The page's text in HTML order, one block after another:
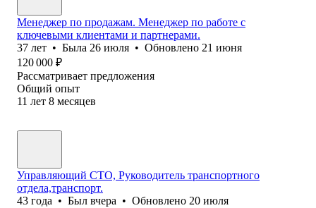
Менеджер по продажам. Менеджер по работе с
ключевыми клиентами и партнерами.
37 лет • Была 26 июля • Обновлено 21 июня
120 000 ₽
Рассматривает предложения
Общий опыт
11 лет 8 месяцев
Управляющий СТО, Руководитель транспортного
отдела,транспорт.
43 года • Был вчера • Обновлено 20 июля